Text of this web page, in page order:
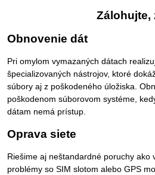
Zálohujte,
Obnovenie dát
Pri omylom vymazaných dátach
špecializovaných nástrojov, ktoré
súbory aj z poškodeného úložiska.
poškodenom súborovom systéme,
dátam nemá prístup.
Oprava siete
Riešime aj neštandardné poruchy ako
problémy so SIM slotom alebo GPS